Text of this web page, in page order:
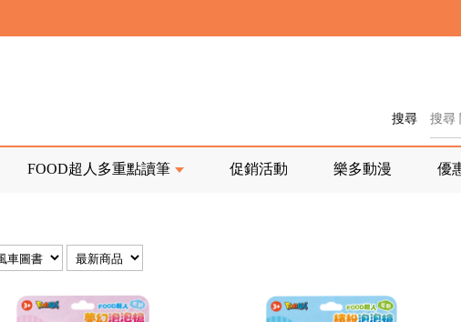
上回郵郵票
搜尋
FOOD超人多重點讀筆 促銷活動 樂多動漫 優